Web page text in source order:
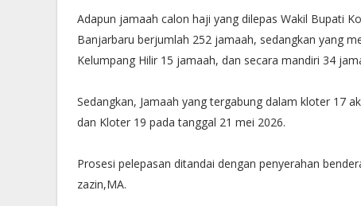
Adapun jamaah calon haji yang dilepas Wakil Bupati
Banjarbaru berjumlah 252 jamaah, sedangkan yang
Kelumpang Hilir 15 jamaah, dan secara mandiri 34
Sedangkan, Jamaah yang tergabung dalam kloter 17
dan Kloter 19 pada tanggal 21 mei 2026.
Prosesi pelepasan ditandai dengan penyerahan
zazin,MA.